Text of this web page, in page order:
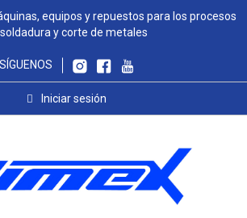
equipos y repuestos para los procesos
y corte de metales
SÍGUENOS
Iniciar sesión